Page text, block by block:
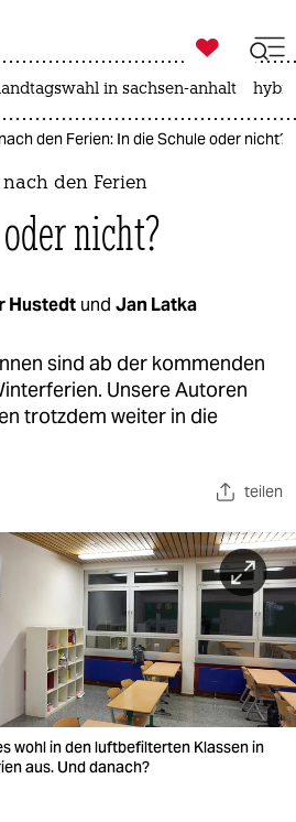
taz zahl ich
ich

taz zahl ich
in sachsen-anhalt
den Ferien: In die Schule oder nicht?
den Ferien
nicht?
Hustedt und Jan Latka
sind ab der kommenden
Unsere Autoren
trotzdem weiter in die
teilen
wohl in den luftbefilterten Klassen in
aus. Und danach?